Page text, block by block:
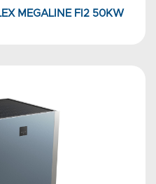
MEGALINE FI2 50KW